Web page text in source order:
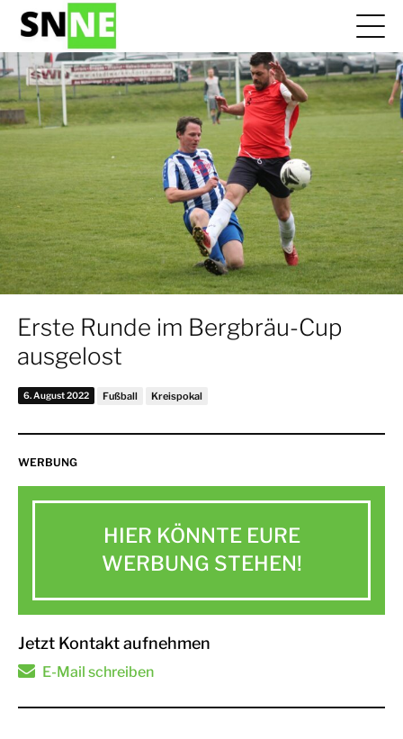
Erste Runde im Bergbräu-Cup
ausgelost
6. August 2022 Fußball Kreispokal
WERBUNG
HIER KÖNNTE EURE
WERBUNG STEHEN!
Jetzt Kontakt aufnehmen
E-Mail schreiben